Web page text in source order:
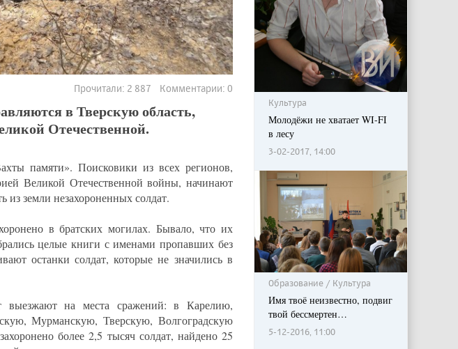
Прочитали: 2 887 Комментарии: 0
в Тверскую область,
Отечественной.
памяти». Поисковики из всех регионов,
Великой Отечественной войны, начинают
из земли незахороненных солдат.
в братских могилах. Бывало, что их
целые книги с именами пропавших без
останки солдат, которые не значились в
на места сражений: в Карелию,
Мурманскую, Тверскую, Волгоградскую
более 2,5 тысяч солдат, найдено 25
Культура
Молодёжи не хватает WI-FI
в лесу
3-02-2017, 14:00
Образование / Культура
Имя твоё неизвестно, подвиг
твой бессмертен…
5-12-2016, 11:00